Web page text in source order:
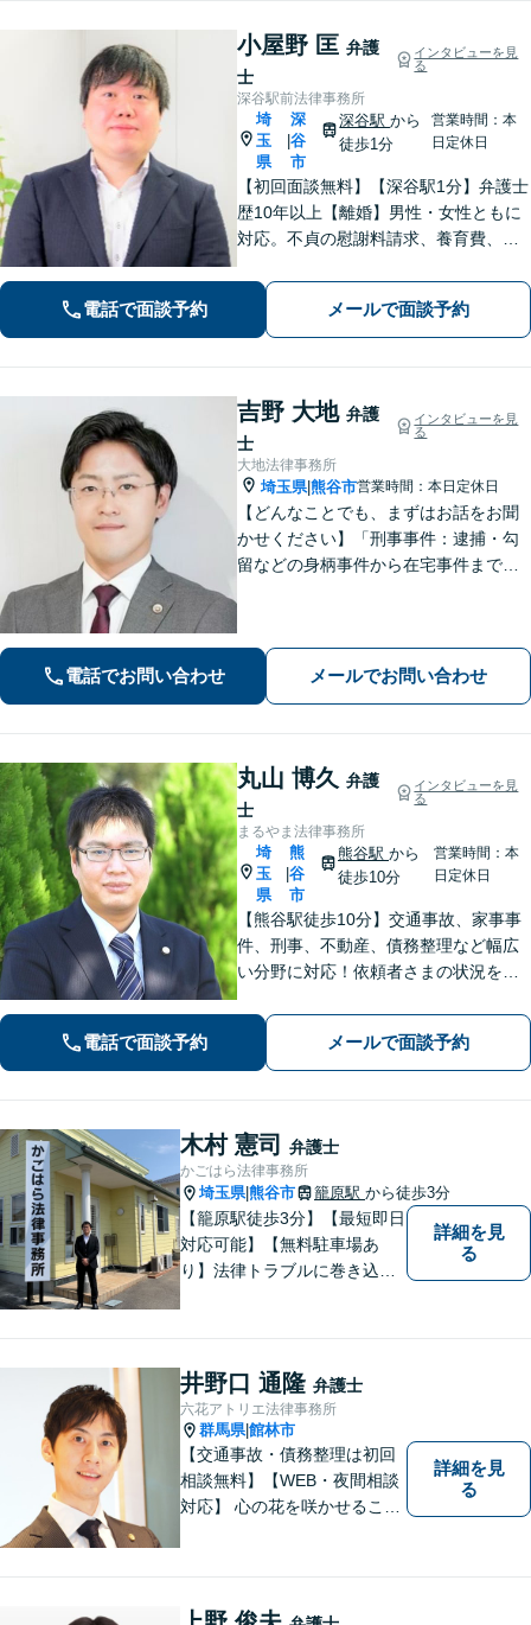
小屋野 匡 弁護
士
インタビューを見
る
深谷駅前法律事務所
埼
玉
県
深
谷
市
深谷駅から
徒歩1分
営業時間：本
日定休日
【初回面談無料】【深谷駅1分】弁護士
歴10年以上【離婚】男性・女性ともに
対応。不貞の慰謝料請求、養育費、協
棄、遺留分、遺言書の作成など。出張
相談可。少しでも不安に感じました
ら、お早めにお電話ください。
電話で面談予約 メールで面談予約
吉野 大地 弁護
士
インタビューを見
る
大地法律事務所
埼玉県|熊谷市営業時間：本日定休日
【どんなことでも、まずはお話をお聞
かせください】「刑事事件：逮捕・勾
留などの身柄事件から在宅事件まで、
電話でお問い合わせ メールでお問い合わせ
丸山 博久 弁護
士
インタビューを見
る
まるやま法律事務所
埼
玉
県
熊
谷
市
熊谷駅 から
徒歩10分
営業時間：本
日定休日
【熊谷駅徒歩10分】交通事故、家事事
件、刑事、不動産、債務整理など幅広
い分野に対応！依頼者さまの状況を十
解決策をご提案いたします。お気軽に
ご相談ください。【法テラス利用可】
【駐車場あり】
電話で面談予約 メールで面談予約
木村 憲司 弁護士
かごはら法律事務所
埼玉県|熊谷市 籠原駅 から徒歩3分
【籠原駅徒歩3分】【最短即日
対応可能】【無料駐車場あ
り】法律トラブルに巻き込ま
解決の鍵です。お困りごとが
ございましたら、お気軽にご
相談ください。
詳細を見
る
井野口 通隆 弁護士
六花アトリエ法律事務所
群馬県|館林市
【交通事故・債務整理は初回
相談無料】【WEB・夜間相談
対応】 心の花を咲かせること
一会を大事にし、あなたとの
縁を心からお待ちしていま
詳細を見
る